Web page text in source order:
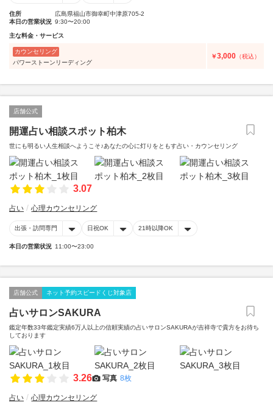
住所
広島県福山市御幸町中津原705-2
本日の営業状況 9:30〜20:00
主な料金・サービス
カウンセリング
パワーストーンリーディング
￥3,000 （税込）
店舗公式
開運占い相談スポット柏木
世にも明るい人生相談へようこそ♪あなたの心に灯りをともす占い・カウンセリング
3.07
占い 心理カウンセリング
出張・訪問専門 日祝OK 21時以降OK
本日の営業状況 11:00〜23:00
店舗公式 ネット予約スピードくじ対象店
占いサロンSAKURA
鑑定年数33年鑑定実績6万人以上の信頼実績の占いサロンSAKURAが吉祥寺で貴方をお待ち
しております
3.26 写真 8枚
占い 心理カウンセリング